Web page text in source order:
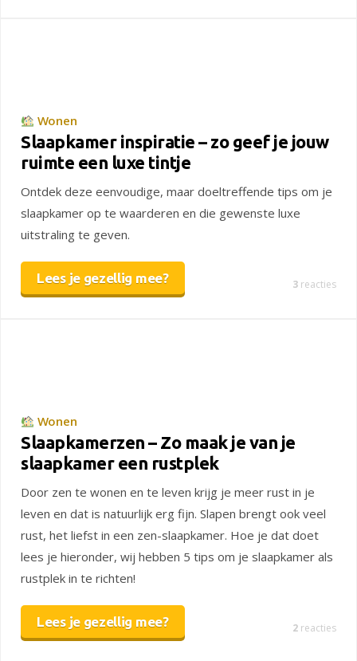
Wonen
Slaapkamer inspiratie – zo geef je jouw
ruimte een luxe tintje
Ontdek deze eenvoudige, maar doeltreffende tips om je
slaapkamer op te waarderen en die gewenste luxe
uitstraling te geven.
Lees je gezellig mee? 3 reacties
Wonen
Slaapkamerzen – Zo maak je van je
slaapkamer een rustplek
Door zen te wonen en te leven krijg je meer rust in je
leven en dat is natuurlijk erg fijn. Slapen brengt ook veel
rust, het liefst in een zen-slaapkamer. Hoe je dat doet
lees je hieronder, wij hebben 5 tips om je slaapkamer als
rustplek in te richten!
Lees je gezellig mee? 2 reacties